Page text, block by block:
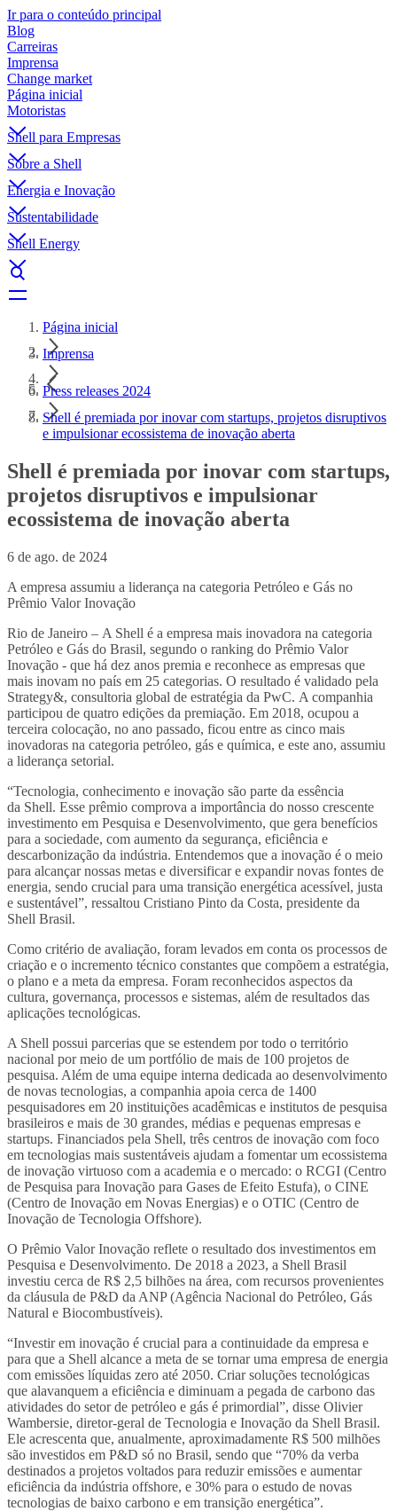
Ir para o conteúdo principal
Blog
Carreiras
Imprensa
Change market
Página inicial
Motoristas
Shell para Empresas
Sobre a Shell
Energia e Inovação
Sustentabilidade
Shell Energy
Página inicial
Imprensa
Press releases 2024
Shell é premiada por inovar com startups, projetos disruptivos
e impulsionar ecossistema de inovação aberta
Shell é premiada por inovar com startups,
projetos disruptivos e impulsionar
ecossistema de inovação aberta
6 de ago. de 2024
A empresa assumiu a liderança na categoria Petróleo e Gás no
Prêmio Valor Inovação
Rio de Janeiro – A Shell é a empresa mais inovadora na categoria
Petróleo e Gás do Brasil, segundo o ranking do Prêmio Valor
Inovação - que há dez anos premia e reconhece as empresas que
mais inovam no país em 25 categorias. O resultado é validado pela
Strategy&, consultoria global de estratégia da PwC. A companhia
participou de quatro edições da premiação. Em 2018, ocupou a
terceira colocação, no ano passado, ficou entre as cinco mais
inovadoras na categoria petróleo, gás e química, e este ano, assumiu
a liderança setorial.
“Tecnologia, conhecimento e inovação são parte da essência
da Shell. Esse prêmio comprova a importância do nosso crescente
investimento em Pesquisa e Desenvolvimento, que gera benefícios
para a sociedade, com aumento da segurança, eficiência e
descarbonização da indústria. Entendemos que a inovação é o meio
para alcançar nossas metas e diversificar e expandir novas fontes de
energia, sendo crucial para uma transição energética acessível, justa
e sustentável”, ressaltou Cristiano Pinto da Costa, presidente da
Shell Brasil.
Como critério de avaliação, foram levados em conta os processos de
criação e o incremento técnico constantes que compõem a estratégia,
o plano e a meta da empresa. Foram reconhecidos aspectos da
cultura, governança, processos e sistemas, além de resultados das
aplicações tecnológicas.
A Shell possui parcerias que se estendem por todo o território
nacional por meio de um portfólio de mais de 100 projetos de
pesquisa. Além de uma equipe interna dedicada ao desenvolvimento
de novas tecnologias, a companhia apoia cerca de 1400
pesquisadores em 20 instituições acadêmicas e institutos de pesquisa
brasileiros e mais de 30 grandes, médias e pequenas empresas e
startups. Financiados pela Shell, três centros de inovação com foco
em tecnologias mais sustentáveis ajudam a fomentar um ecossistema
de inovação virtuoso com a academia e o mercado: o RCGI (Centro
de Pesquisa para Inovação para Gases de Efeito Estufa), o CINE
(Centro de Inovação em Novas Energias) e o OTIC (Centro de
Inovação de Tecnologia Offshore).
O Prêmio Valor Inovação reflete o resultado dos investimentos em
Pesquisa e Desenvolvimento. De 2018 a 2023, a Shell Brasil
investiu cerca de R$ 2,5 bilhões na área, com recursos provenientes
da cláusula de P&D da ANP (Agência Nacional do Petróleo, Gás
Natural e Biocombustíveis).
“Investir em inovação é crucial para a continuidade da empresa e
para que a Shell alcance a meta de se tornar uma empresa de energia
com emissões líquidas zero até 2050. Criar soluções tecnológicas
que alavanquem a eficiência e diminuam a pegada de carbono das
atividades do setor de petróleo e gás é primordial”, disse Olivier
Wambersie, diretor-geral de Tecnologia e Inovação da Shell Brasil.
Ele acrescenta que, anualmente, aproximadamente R$ 500 milhões
são investidos em P&D só no Brasil, sendo que “70% da verba
destinados a projetos voltados para reduzir emissões e aumentar
eficiência da indústria offshore, e 30% para o estudo de novas
tecnologias de baixo carbono e em transição energética”.